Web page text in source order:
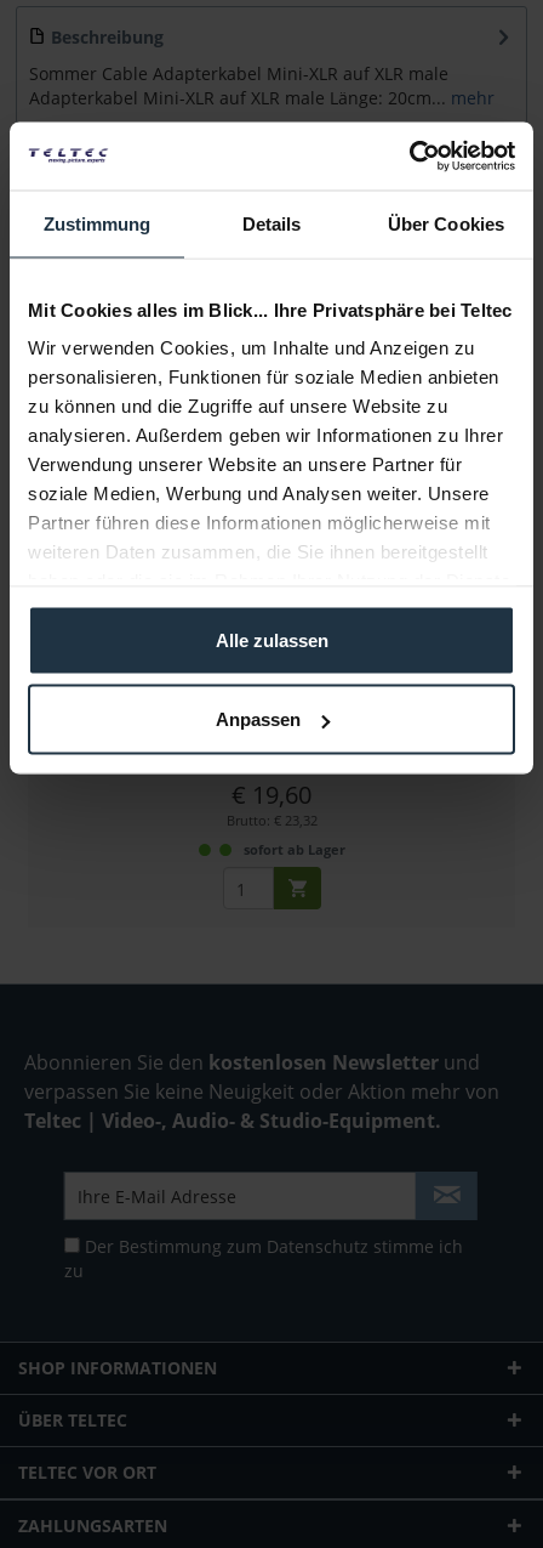
Zustimmung Details Über Cookies
Mit Cookies alles im Blick... Ihre Privatsphäre bei Teltec
Wir verwenden Cookies, um Inhalte und Anzeigen zu
personalisieren, Funktionen für soziale Medien anbieten
zu können und die Zugriffe auf unsere Website zu
analysieren. Außerdem geben wir Informationen zu Ihrer
Verwendung unserer Website an unsere Partner für
soziale Medien, Werbung und Analysen weiter. Unsere
Partner führen diese Informationen möglicherweise mit
weiteren Daten zusammen, die Sie ihnen bereitgestellt
gesammelt haben.
Alle zulassen
Anpassen
Beschreibung
Sommer Cable Adapterkabel Mini-XLR auf XLR male
Adapterkabel Mini-XLR auf XLR male Länge: 20cm... mehr
Beratung
Medien
Infos zu Hersteller & Produktsicherheit
Folgende Infos zum Hersteller sind verfübar......mehr
Weitere Artikel von Sommer Cable ansehen
20cm Zubehör für Video Assist 4k
€ 19,60
Brutto: € 23,32
sofort ab Lager
Abonnieren Sie den kostenlosen Newsletter und
verpassen Sie keine Neuigkeit oder Aktion mehr von
Teltec | Video-, Audio- & Studio-Equipment.
Der Bestimmung zum Datenschutz stimme ich
zu
SHOP INFORMATIONEN
ÜBER TELTEC
TELTEC VOR ORT
ZAHLUNGSARTEN